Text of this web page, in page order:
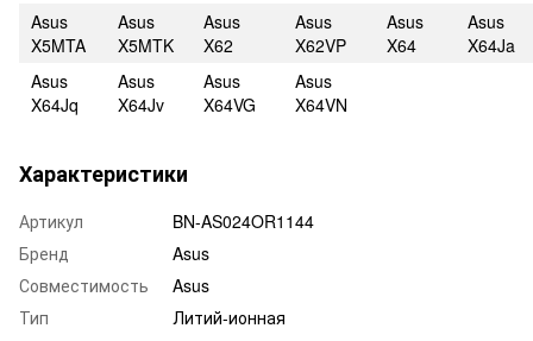
Asus
X5MTA
Asus
X5MTK
Asus
X62
Asus
X62VP
Asus
X64
Asus
X64Ja
Asus
X64Jq
Asus
X64Jv
Asus
X64VG
Asus
X64VN
Характеристики
Артикул
BN-AS024OR1144
Бренд
Asus
Совместимость
Asus
Тип
Литий-ионная